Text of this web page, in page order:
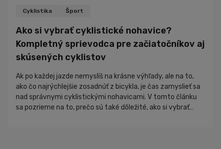
Cyklistika Šport
Ako si vybrať cyklistické nohavice?
Kompletný sprievodca pre začiatočníkov aj
skúsených cyklistov
Ak po každej jazde nemyslíš na krásne výhľady, ale na to,
ako čo najrýchlejšie zosadnúť z bicykla, je čas zamyslieť sa
nad správnymi cyklistickými nohavicami. V tomto článku
sa pozrieme na to, prečo sú také dôležité, ako si vybrať